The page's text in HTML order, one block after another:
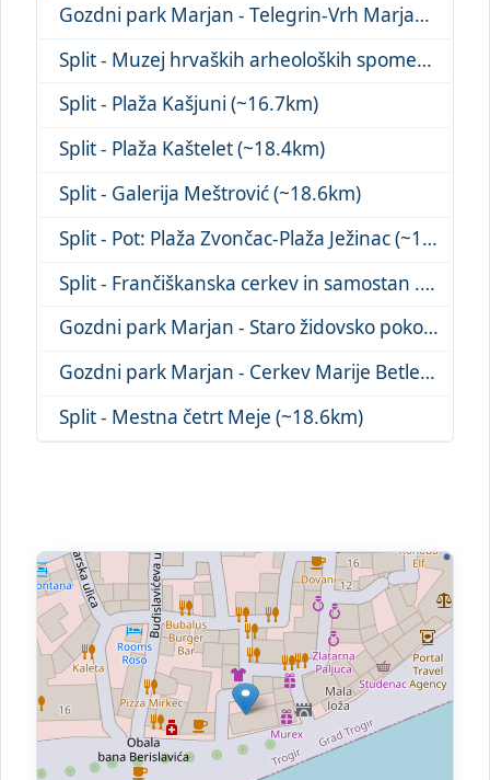
Gozdni park Marjan - Telegrin-Vrh Marjana (~18.7km)
Split - Muzej hrvaških arheoloških spomen... (~19.1km)
Split - Plaža Kašjuni (~16.7km)
Split - Plaža Kaštelet (~18.4km)
Split - Galerija Meštrović (~18.6km)
Split - Pot: Plaža Zvončac-Plaža Ježinac (~18.8km)
Split - Frančiškanska cerkev in samostan ... (~19.9km)
Gozdni park Marjan - Staro židovsko pokop... (~19.9km)
Gozdni park Marjan - Cerkev Marije Betleh... (~17.1km)
Split - Mestna četrt Meje (~18.6km)